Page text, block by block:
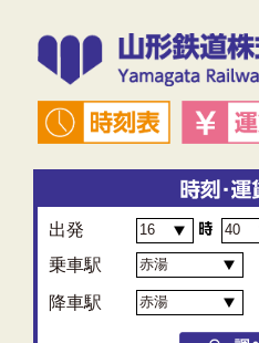
出発
乗車駅
降車駅